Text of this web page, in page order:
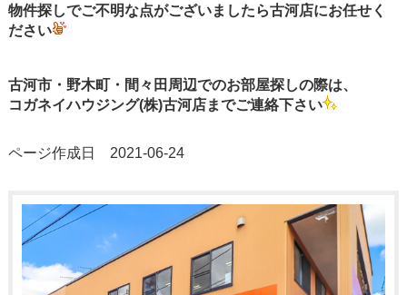
物件探しでご不明な点がございましたら古河店にお任せく
ださい
古河市・野木町・間々田周辺でのお部屋探しの際は、
コガネイハウジング(株)古河店までご連絡下さい
ページ作成日 2021-06-24